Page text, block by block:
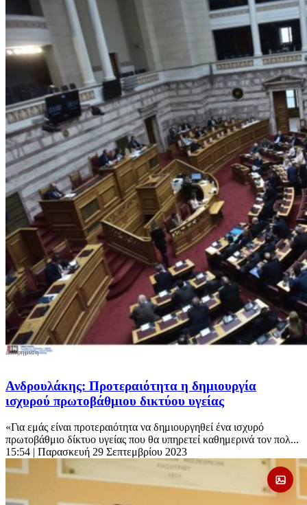
Ανδρουλάκης: Προτεραιότητα η δημιουργία
ισχυρού πρωτοβάθμιου δικτύου υγείας
«Για εμάς είναι προτεραιότητα να δημιουργηθεί ένα ισχυρό
πρωτοβάθμιο δίκτυο υγείας που θα υπηρετεί καθημερινά τον πολ...
15:54 | Παρασκευή 29 Σεπτεμβρίου 2023